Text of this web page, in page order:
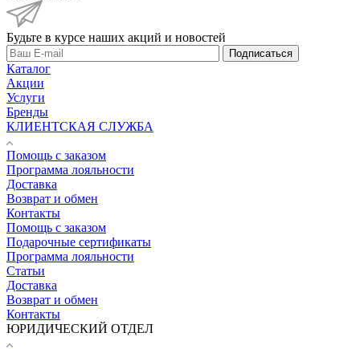
Будьте в курсе наших акций и новостей
Подписаться
Каталог
Акции
Услуги
Бренды
КЛИЕНТСКАЯ СЛУЖБА
Помощь с заказом
Программа лояльности
Доставка
Возврат и обмен
Контакты
Помощь с заказом
Подарочные сертификаты
Программа лояльности
Статьи
Доставка
Возврат и обмен
Контакты
ЮРИДИЧЕСКИЙ ОТДЕЛ